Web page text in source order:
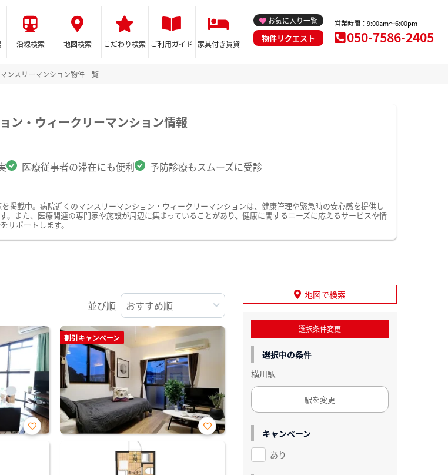
沿線検索 地図検索 こだわり検索 ご利用ガイド 家具付き賃貸
お気に入り一覧
物件リクエスト
営業時間：9:00am～6:00pm
050-7586-2405
ンスリーマンション物件一覧
ン・ウィークリーマンション情報
医療従事者の滞在にも便利 予防診療もスムーズに受診
掲載中。病院近くのマンスリーマンション・ウィークリーマンションは、健康管理や緊急時の安心感を提供し
また、医療関連の専門家や施設が周辺に集まっていることがあり、健康に関するニーズに応えるサービスや情
サポートします。
並び順
お気
割引キャンペーン
お気
地図で検索
選択条件変更
選択中の条件
横川駅
駅を変更
キャンペーン
あり